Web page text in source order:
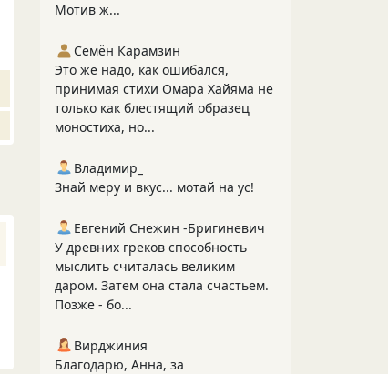
Мотив ж...
Семён Карамзин
Это же надо, как ошибался,
принимая стихи Омара Хайяма не
только как блестящий образец
моностиха, но...
Владимир_
Знай меру и вкус... мотай на ус!
Евгений Снежин -Бригиневич
У древних греков способность
мыслить считалась великим
даром. Затем она стала счастьем.
Позже - бо...
Вирджиния
Благодарю, Анна, за